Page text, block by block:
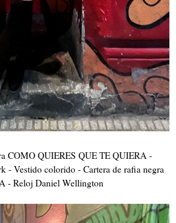
COMO QUIERES QUE TE QUIERA -
- Vestido colorido - Cartera de rafia negra
- Reloj Daniel Wellington